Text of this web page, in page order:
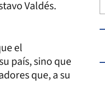
Valdés.
el
país, sino que
que, a su